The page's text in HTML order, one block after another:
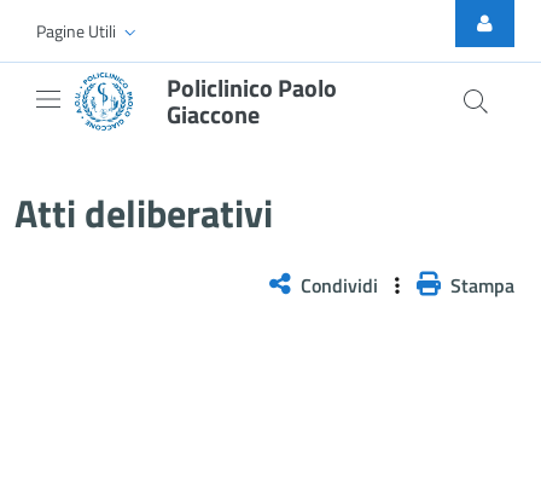
Skip to Main Content
Pagine Utili
Policlinico Paolo
Giaccone
Atti deliberativi
Condividi Stampa